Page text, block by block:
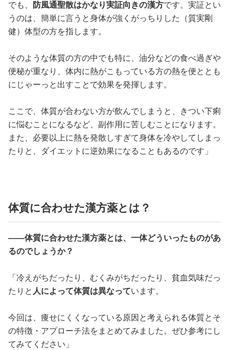
でも、 防風通聖散はかなり実証向きの漢方です。実証とい
うのは、簡単に言うと身体が強くがっちりした（質実剛
健）体型の方を指します。
そのような体質の方の中でも特に、油分などの食べ過ぎや
便秘が重なり、体内に熱がこもっている方の熱を便ととも
にじゃーっと出すことで効果を発揮します。
ここで、体質が合わない方が飲んでしまうと、きつい下痢
に悩むことになるなど、副作用に苦しむことになります。
また、必要以上に熱を発散しすぎて身体を冷やしてしまっ
たりと、ダイエットに逆効果になることもあるのです」
体質に合わせた漢方薬とは？
――体質に合わせた漢方薬とは、一体どういったものがあ
るのでしょうか？
「冷えがちだったり、むくみがちだったり、貧血気味だっ
たりと 人によって体質は異なっています。
今回は、痩せにくくなっている原因と考えられる体質とそ
の特徴・アプローチ法をまとめてみました。ぜひ参考にし
てみてください」